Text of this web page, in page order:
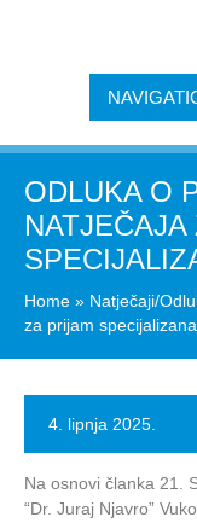
ODLUKA O
Home » Natječaji/
za prijam
4. lipnja 2025.
Na osnovi članka 21.
“Dr. Juraj Njavro”